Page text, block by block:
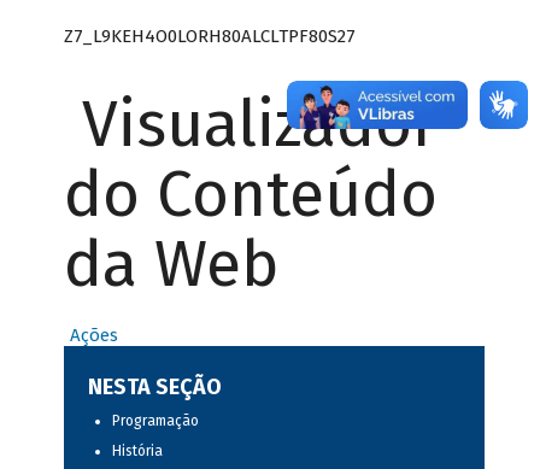
Z7_L9KEH4O0LORH80ALCLTPF80S27
Visualizador
do Conteúdo
da Web
Ações
NESTA SEÇÃO
Programação
História